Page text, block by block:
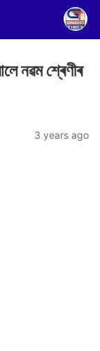
নৱম শ্ৰেণীৰ
3 years ago